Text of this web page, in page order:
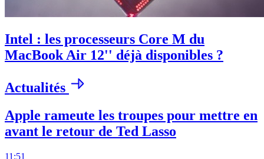
Intel : les processeurs Core M du
MacBook Air 12'' déjà disponibles ?
Actualités
Apple rameute les troupes pour mettre en
avant le retour de Ted Lasso
11:51